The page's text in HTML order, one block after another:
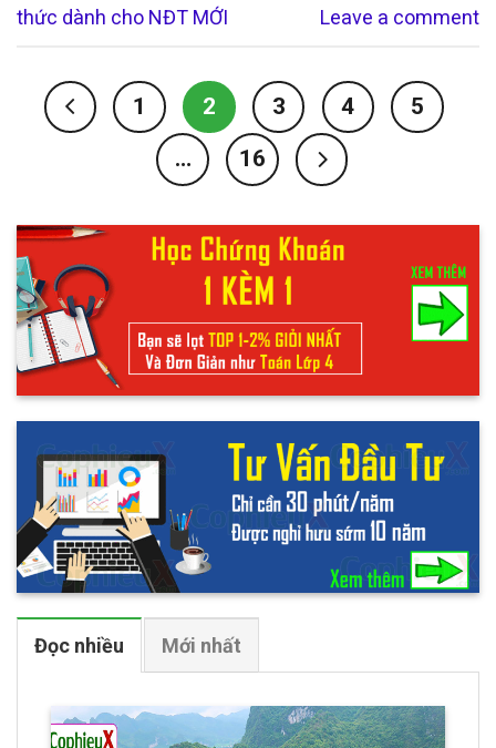
thức dành cho NĐT MỚI
Leave a comment
1 2 3 4
5
…
16
Đọc nhiều Mới nhất